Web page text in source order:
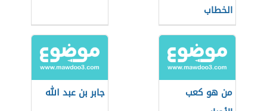
الخطاب
من هو كعب
جابر بن عبد الله